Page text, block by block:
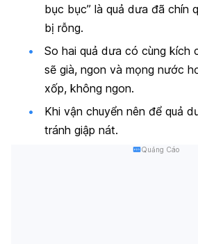
bục bục” là quả dưa đã chín
bị rỗng.
So hai quả dưa có cùng kích
sẽ già, ngon và mọng nước
xốp, không ngon.
Khi vận chuyển nên để quả
tránh giập nát.
Quảng Cáo